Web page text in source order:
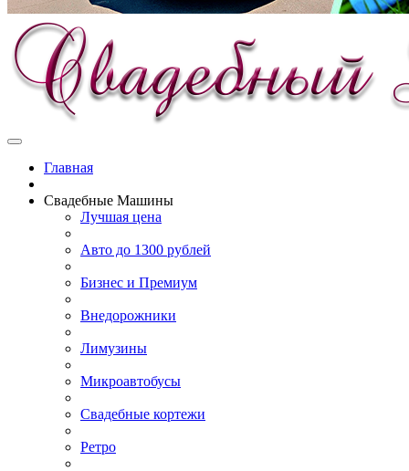
Главная
Свадебные Машины
Лучшая цена
Авто до 1300 рублей
Бизнес и Премиум
Внедорожники
Лимузины
Микроавтобусы
Свадебные кортежи
Ретро